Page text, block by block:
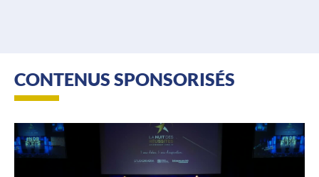
CONTENUS SPONSORISÉS